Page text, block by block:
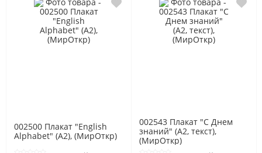
002500 Плакат "English
Alphabet" (А2), (МирОткр)
002543 Плакат "С Днем
знаний" (А2, текст),
(МирОткр)